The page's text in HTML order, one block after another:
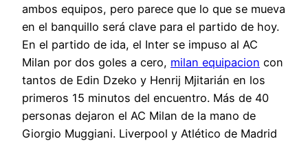
ambos equipos, pero parece que lo que se mueva
en el banquillo será clave para el partido de hoy.
En el partido de ida, el Inter se impuso al AC
Milan por dos goles a cero, milan equipacion con
tantos de Edin Dzeko y Henrij Mjitarián en los
primeros 15 minutos del encuentro. Más de 40
personas dejaron el AC Milan de la mano de
Giorgio Muggiani. Liverpool y Atlético de Madrid